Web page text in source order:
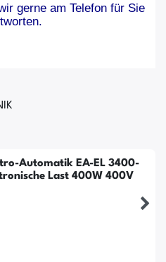
gerne am Telefon für Sie
Automatik EA-EL 3400-
Last 400W 400V